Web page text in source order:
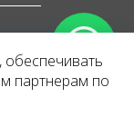
партнерам по